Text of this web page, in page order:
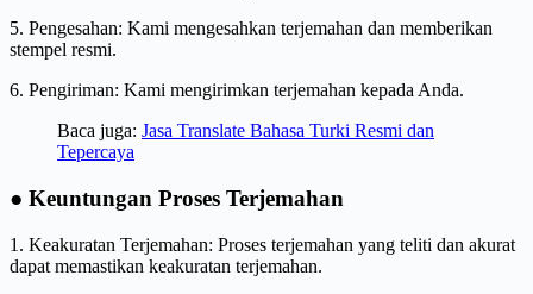
5. Pengesahan: Kami mengesahkan terjemahan dan memberikan
stempel resmi.
6. Pengiriman: Kami mengirimkan terjemahan kepada Anda.
Baca juga: Jasa Translate Bahasa Turki Resmi dan
Tepercaya
● Keuntungan Proses Terjemahan
1. Keakuratan Terjemahan: Proses terjemahan yang teliti dan akurat
dapat memastikan keakuratan terjemahan.